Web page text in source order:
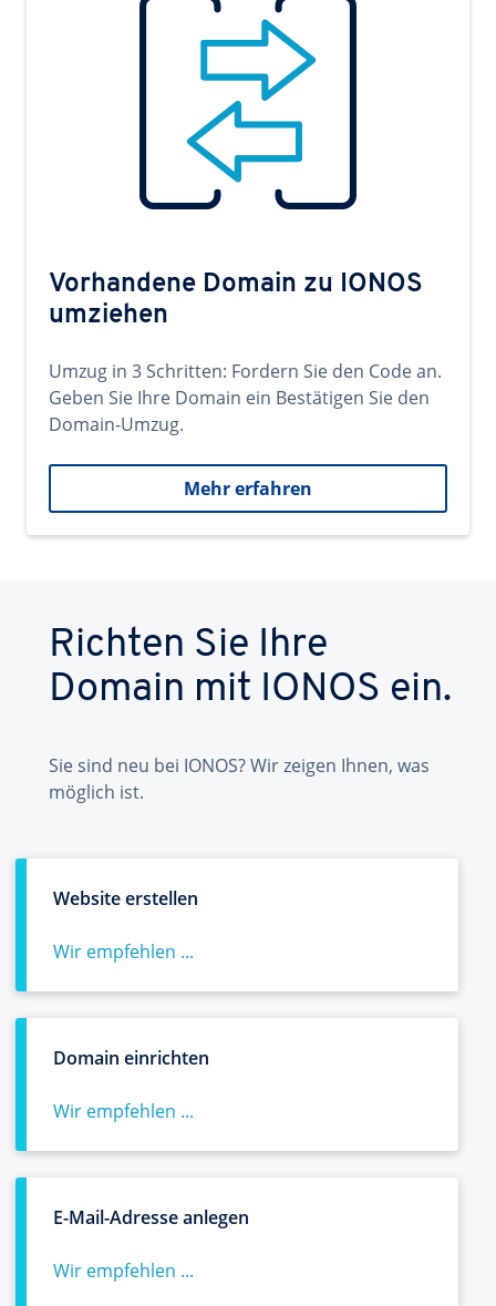
Vorhandene Domain zu IONOS
umziehen
Umzug in 3 Schritten: Fordern Sie den Code an.
Geben Sie Ihre Domain ein Bestätigen Sie den
Domain-Umzug.
Mehr erfahren
Richten Sie Ihre
Domain mit IONOS ein.
Sie sind neu bei IONOS? Wir zeigen Ihnen, was
möglich ist.
Website erstellen
Wir empfehlen ...
Domain einrichten
Wir empfehlen ...
E-Mail-Adresse anlegen
Wir empfehlen ...